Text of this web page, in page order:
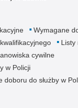
Wymagane
Listy
cywilne
w Policji
doboru do służby w